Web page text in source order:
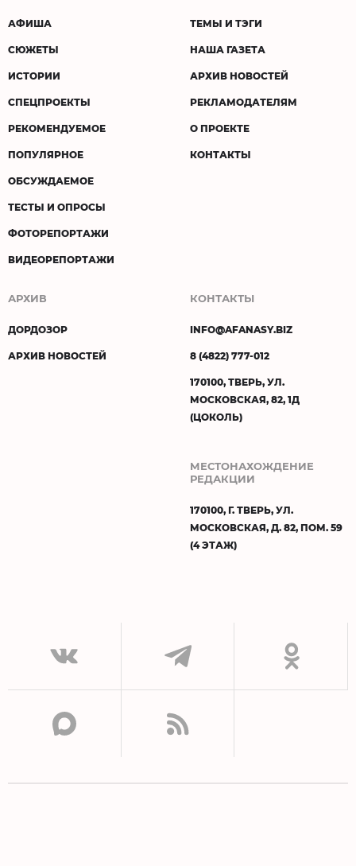
АФИША
СЮЖЕТЫ
ИСТОРИИ
СПЕЦПРОЕКТЫ
РЕКОМЕНДУЕМОЕ
ПОПУЛЯРНОЕ
ОБСУЖДАЕМОЕ
ТЕСТЫ И ОПРОСЫ
ФОТОРЕПОРТАЖИ
ВИДЕОРЕПОРТАЖИ
ТЕМЫ И ТЭГИ
НАША ГАЗЕТА
АРХИВ НОВОСТЕЙ
РЕКЛАМОДАТЕЛЯМ
О ПРОЕКТЕ
КОНТАКТЫ
АРХИВ
ДОРДОЗОР
АРХИВ НОВОСТЕЙ
КОНТАКТЫ
INFO@AFANASY.BIZ
8 (4822) 777-012
170100, ТВЕРЬ, УЛ.
МОСКОВСКАЯ, 82, 1Д
(ЦОКОЛЬ)
МЕСТОНАХОЖДЕНИЕ
РЕДАКЦИИ
170100, Г. ТВЕРЬ, УЛ.
МОСКОВСКАЯ, Д. 82, ПОМ. 59
(4 ЭТАЖ)